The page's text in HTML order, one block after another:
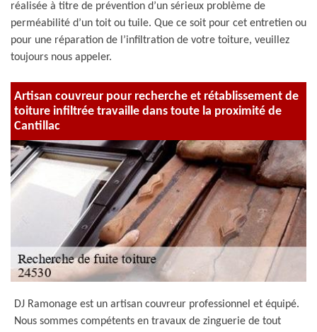
réalisée à titre de prévention d’un sérieux problème de
perméabilité d’un toit ou tuile. Que ce soit pour cet entretien ou
pour une réparation de l’infiltration de votre toiture, veuillez
toujours nous appeler.
Artisan couvreur pour recherche et rétablissement de
toiture infiltrée travaille dans toute la proximité de
Cantillac
DJ Ramonage est un artisan couvreur professionnel et équipé.
Nous sommes compétents en travaux de zinguerie de tout